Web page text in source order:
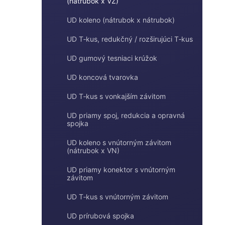
UD koleno (nátrubok x nátrubok)
UD T‑kus, redukčný / rozširujúci T‑kus
UD gumový tesniaci krúžok
UD koncová tvarovka
UD T‑kus s vonkajším závitom
UD priamy spoj, redukcia a opravná
spojka
UD koleno s vnútorným závitom
(nátrubok x VN)
UD priamy konektor s vnútorným
závitom
UD T‑kus s vnútorným závitom
UD prírubová spojka